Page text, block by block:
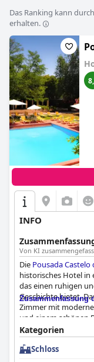
Das Ranking kann
erhalten.
INFO
Von KI
Die Pousada Castelo
historisches Hotel in
das einen ruhigen
Geschichte bietet.
Zimmer mit
und einem schönen
Lage des Hotels
Ambiente, perfekt
Personal ist
Zusammenfassung
Kategorien
Schloss